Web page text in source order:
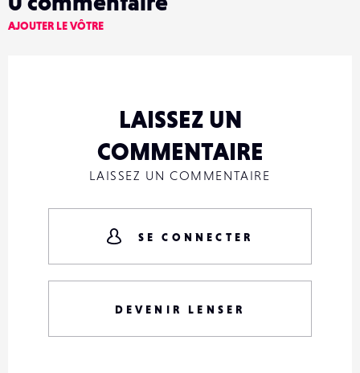
AJOUTER LE VÔTRE
LAISSEZ UN
COMMENTAIRE
LAISSEZ UN COMMENTAIRE
SE CONNECTER
DEVENIR LENSER